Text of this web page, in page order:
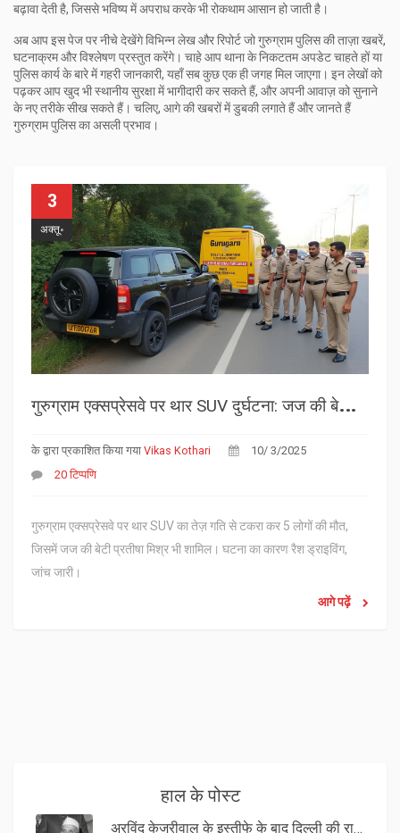
बढ़ावा देती है, जिससे भविष्य में अपराध करके भी रोकथाम आसान हो जाती है।
अब आप इस पेज पर नीचे देखेंगे विभिन्न लेख और रिपोर्ट जो गुरुग्राम पुलिस की ताज़ा खबरें,
घटनाक्रम और विश्लेषण प्रस्तुत करेंगे। चाहे आप थाना के निकटतम अपडेट चाहते हों या
पुलिस कार्य के बारे में गहरी जानकारी, यहाँ सब कुछ एक ही जगह मिल जाएगा। इन लेखों को
पढ़कर आप खुद भी स्थानीय सुरक्षा में भागीदारी कर सकते हैं, और अपनी आवाज़ को सुनाने
के नए तरीके सीख सकते हैं। चलिए, आगे की खबरों में डुबकी लगाते हैं और जानते हैं
गुरुग्राम पुलिस का असली प्रभाव।
3
अक्तू॰
ग
ुरुग्राम एक्सप्रेसवे पर थार SUV दुर्घटना: जज की बेटी सहित 5 मृत
के द्वारा प्रकाशित किया गया Vikas Kothari
10/ 3/2025
20 टिप्पणि
गुरुग्राम एक्सप्रेसवे पर थार SUV का तेज़ गति से टकरा कर 5 लोगों की मौत,
जिसमें जज की बेटी प्रतीषा मिश्र भी शामिल। घटना का कारण रैश ड्राइविंग,
जांच जारी।
आगे पढ़ें
हाल के पोस्ट
अरविंद केजरीवाल के इस्तीफे के बाद दिल्ली की राजनीति में बड़ा बदलाव